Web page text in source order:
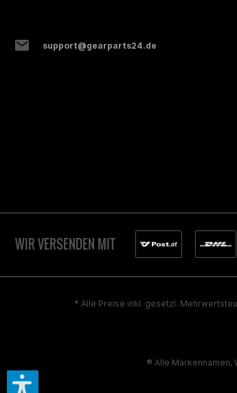
support@gearparts24.de
WIR VERSENDEN MIT
* Alle Preise inkl. gesetzl.
® Alle Markennamen,